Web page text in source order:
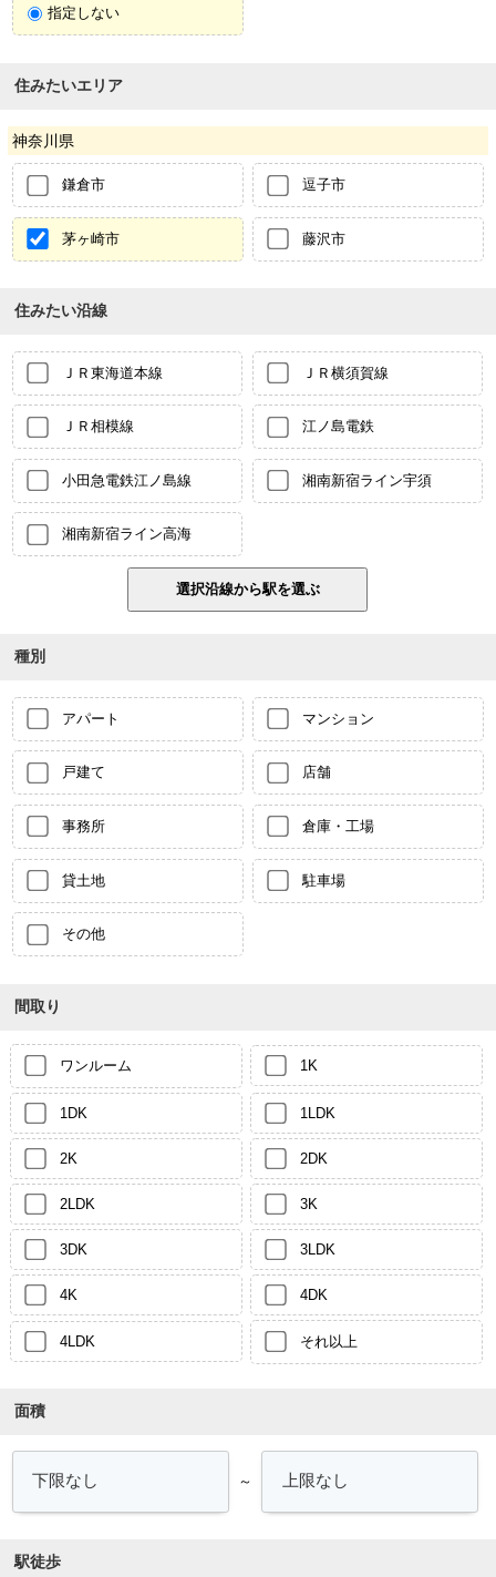
指定しない
住みたいエリア
神奈川県
鎌倉市 逗子市
茅ヶ崎市 藤沢市
住みたい沿線
ＪＲ東海道本線 ＪＲ横須賀線
ＪＲ相模線 江ノ島電鉄
小田急電鉄江ノ島線 湘南新宿ライン宇須
湘南新宿ライン高海
種別
アパート マンション
戸建て 店舗
事務所 倉庫・工場
貸土地 駐車場
その他
間取り
ワンルーム 1K
1DK 1LDK
2K 2DK
2LDK 3K
3DK 3LDK
4K 4DK
4LDK それ以上
面積
～
駅徒歩